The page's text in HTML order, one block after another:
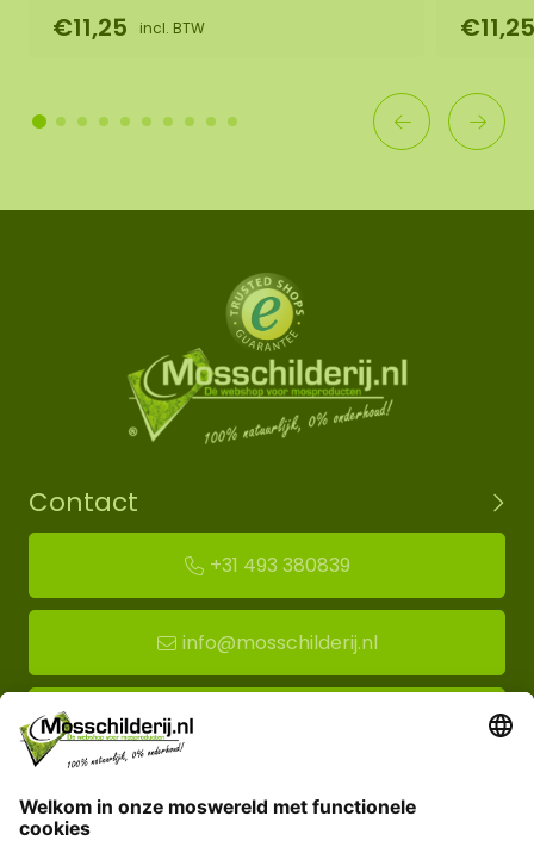
€11,25 incl. BTW €11,25
Contact
+31 493 380839
info@mosschilderij.nl
Route naar mos-showroom
Florapark 14